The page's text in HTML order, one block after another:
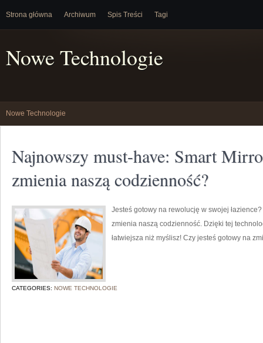
Strona główna Archiwum Spis Treści Tagi
Nowe Technologie
Nowe Technologie
Najnowszy must-have: Smart
zmienia naszą codzienność?
Jesteś gotowy na rewolucję w swojej
zmienia naszą codzienność. Dzięki tej
łatwiejsza niż myślisz! Czy jesteś gotowy na
CATEGORIES: NOWE TECHNOLOGIE